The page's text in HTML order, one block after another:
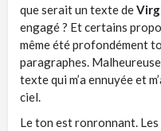
que serait un texte de
engagé ? Et certains
même été profondément
paragraphes.
texte qui m’a ennuyée et
ciel.
Le ton est ronronnant.